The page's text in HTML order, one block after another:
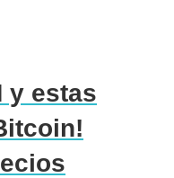
y estas